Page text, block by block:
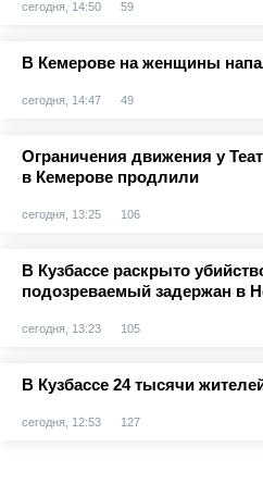
сегодня, 14:50 59
В Кемерове на женщины
сегодня, 14:47 49
Ограничения движения у
в Кемерове продлили
сегодня, 13:25 106
В Кузбассе раскрыто
подозреваемый задержан в
сегодня, 13:23 105
В Кузбассе 24 тысячи
сегодня, 12:53 127